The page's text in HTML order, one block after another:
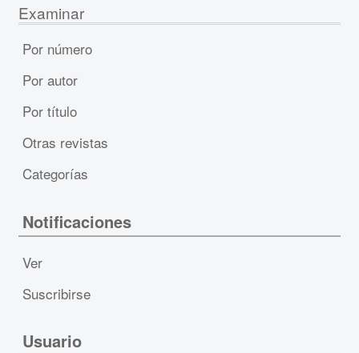
Examinar
Por número
Por autor
Por título
Otras revistas
Categorías
Notificaciones
Ver
Suscribirse
Usuario